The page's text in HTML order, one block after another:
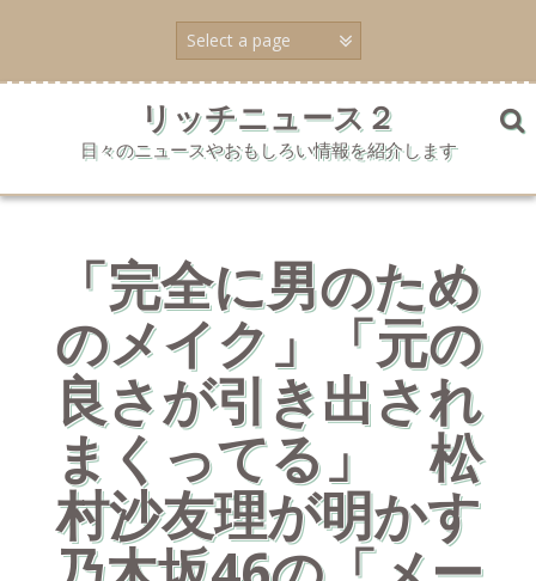
ン
ッ
リッチニュース２
日々のニュースやおもしろい情報を紹介します
「完全に男のため
のメイク」「元の
良さが引き出され
まくってる」 松
村沙友理が明かす